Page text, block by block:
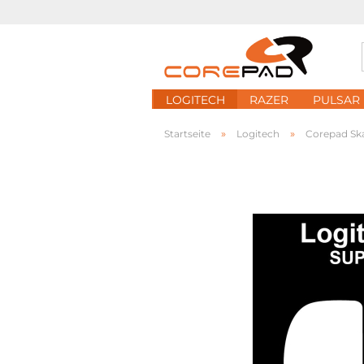
LOGITECH RAZER PULSAR
Startseite » Logitech » Corepad